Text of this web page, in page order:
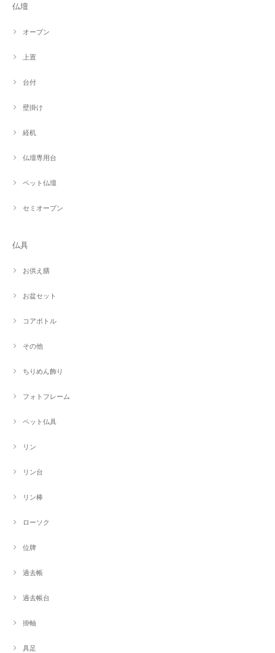
仏壇
オープン
上置
台付
壁掛け
経机
仏壇専用台
ペット仏壇
セミオープン
仏具
お供え膳
お盆セット
コアボトル
その他
ちりめん飾り
フォトフレーム
ペット仏具
リン
リン台
リン棒
ローソク
位牌
過去帳
過去帳台
掛軸
具足